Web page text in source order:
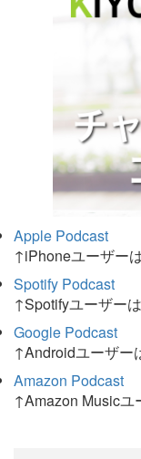
Apple Podcast
↑iPhoneユーザー
Spotify Podcast
↑Spotifyユーザー
Google Podcast
↑Androidユーザー
Amazon Podcast
↑Amazon Musicユ